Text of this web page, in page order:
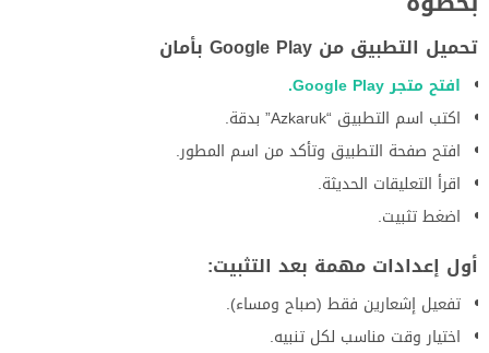
تحميل التطبيق من Google Play بأمان
افتح متجر Google Play.
اكتب اسم التطبيق “Azkaruk” بدقة.
افتح صفحة التطبيق وتأكد من اسم المطور.
اقرأ التعليقات الحديثة.
اضغط تثبيت.
أول إعدادات مهمة بعد التثبيت:
تفعيل إشعارين فقط (صباح ومساء).
اختيار وقت مناسب لكل تنبيه.